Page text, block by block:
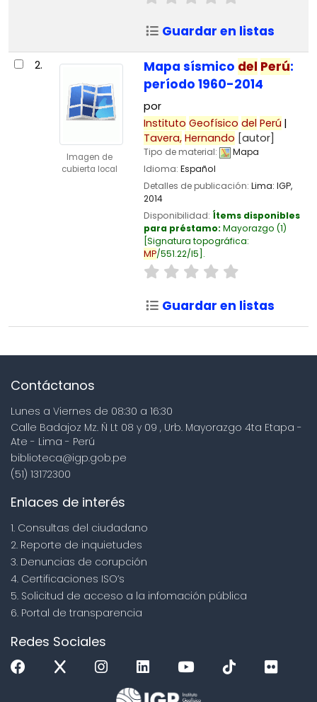
Guardar en listas
2.
Imagen de
cubierta local
Mapa sísmico del Perú:
período 1960-2014
por
Instituto Geofísico del Perú
Tavera, Hernando [autor]
Tipo de material:
Mapa
Idioma: Español
Detalles de publicación: Lima: IGP,
2014
Disponibilidad: Ítems disponibles
para préstamo: Mayorazgo (1)
Signatura topográfica:
MP/551.22/I5 .
Guardar en listas
Contáctanos
Lunes a Viernes de 08:30 a 16:30
Calle Badajoz Mz. Ñ Lt 08 y 09 , Urb. Mayorazgo 4ta Etapa -
Ate - Lima - Perú
biblioteca@igp.gob.pe
(51) 13172300
Enlaces de interés
1. Consultas del ciudadano
2. Reporte de inquietudes
3. Denuncias de corupción
4. Certificaciones ISO’s
5. Solicitud de acceso a la infomación pública
6. Portal de transparencia
Redes Sociales